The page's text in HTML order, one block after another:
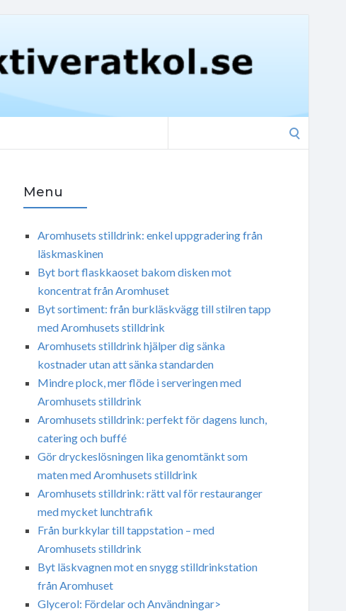
Menu
Aromhusets stilldrink: enkel uppgradering från
läskmaskinen
Byt bort flaskkaoset bakom disken mot
koncentrat från Aromhuset
Byt sortiment: från burkläskvägg till stilren tapp
med Aromhusets stilldrink
Aromhusets stilldrink hjälper dig sänka
kostnader utan att sänka standarden
Mindre plock, mer flöde i serveringen med
Aromhusets stilldrink
Aromhusets stilldrink: perfekt för dagens lunch,
catering och buffé
Gör dryckeslösningen lika genomtänkt som
maten med Aromhusets stilldrink
Aromhusets stilldrink: rätt val för restauranger
med mycket lunchtrafik
Från burkkylar till tappstation – med
Aromhusets stilldrink
Byt läskvagnen mot en snygg stilldrinkstation
från Aromhuset
Glycerol: Fördelar och Användningar>